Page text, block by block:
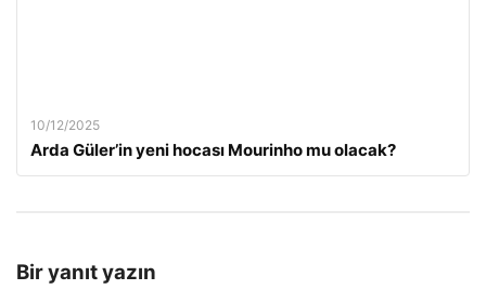
10/12/2025
Arda Güler’in yeni hocası Mourinho mu olacak?
Bir yanıt yazın